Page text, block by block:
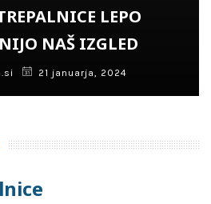
LEPO
NAŠ IZGLED
21 januarja, 2024